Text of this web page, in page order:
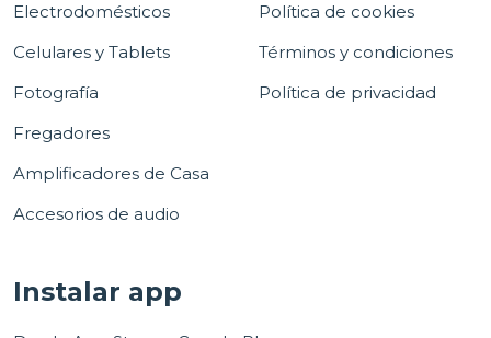
Electrodomésticos
Celulares y Tablets
Fotografía
Fregadores
Amplificadores de Casa
Accesorios de audio
Política de cookies
Términos y condiciones
Política de privacidad
Instalar app